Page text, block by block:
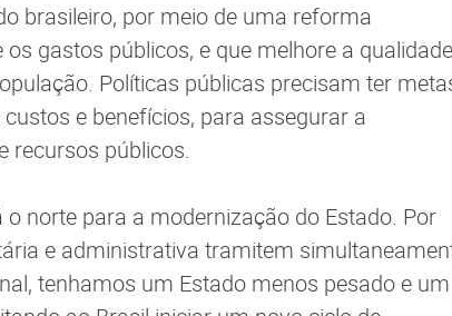
brasileiro, por meio de uma reforma
gastos públicos, e que melhore a
Políticas públicas precisam ter
e benefícios, para assegurar a
recursos públicos.
norte para a modernização do Estado. Por
e administrativa tramitem
tenhamos um Estado menos pesado e um